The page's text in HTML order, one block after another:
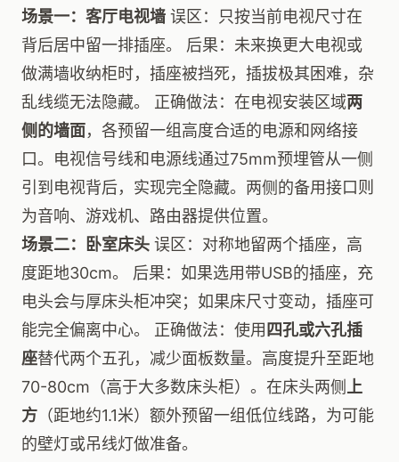
场景一：客厅电视墙 误区：只按当前电视尺寸在
背后居中留一排插座。 后果：未来换更大电视或
做满墙收纳柜时，插座被挡死，插拔极其困难，杂
乱线缆无法隐藏。 正确做法：在电视安装区域两
侧的墙面，各预留一组高度合适的电源和网络接
口。电视信号线和电源线通过75mm预埋管从一侧
引到电视背后，实现完全隐藏。两侧的备用接口则
为音响、游戏机、路由器提供位置。
场景二：卧室床头 误区：对称地留两个插座，高
度距地30cm。 后果：如果选用带USB的插座，充
电头会与厚床头柜冲突；如果床尺寸变动，插座可
能完全偏离中心。 正确做法：使用 四孔或六孔插
座替代两个五孔，减少面板数量。高度提升至距地
70-80cm（高于大多数床头柜）。在床头两侧
上
方 （距地约1.1米）额外预留一组低位线路，为可能
的壁灯或吊线灯做准备。